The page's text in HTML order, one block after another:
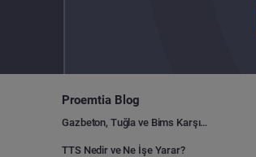
Proemtia Blog
Gazbeton, Tuğla ve Bims Karşılaştırması: Hangisi Daha Avantajlı?
TTS Nedir ve Ne İşe Yarar?